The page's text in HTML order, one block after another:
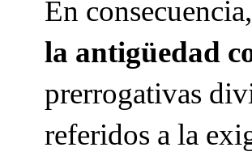
En consecuencia,
la antigüedad
prerrogativas
referidos a la